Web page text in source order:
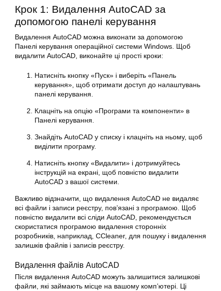
Крок 1: Видалення AutoCAD за
допомогою панелі керування
Видалення AutoCAD можна виконати за допомогою
Панелі керування операційної системи Windows. Щоб
видалити AutoCAD, виконайте ці прості кроки:
Натисніть кнопку «Пуск» і виберіть «Панель
керування», щоб отримати доступ до налаштувань
панелі керування.
Клацніть на опцію «Програми та компоненти» в
Панелі керування.
Знайдіть AutoCAD у списку і клацніть на ньому, щоб
виділити програму.
Натисніть кнопку «Видалити» і дотримуйтесь
інструкцій на екрані, щоб повністю видалити
AutoCAD з вашої системи.
Важливо відзначити, що видалення AutoCAD не видаляє
всі файли і записи реєстру, пов’язані з програмою. Щоб
повністю видалити всі сліди AutoCAD, рекомендується
скористатися програмою видалення сторонніх
розробників, наприклад, CCleaner, для пошуку і видалення
залишків файлів і записів реєстру.
Видалення файлів AutoCAD
Після видалення AutoCAD можуть залишитися залишкові
файли, які займають місце на вашому комп’ютері. Ці